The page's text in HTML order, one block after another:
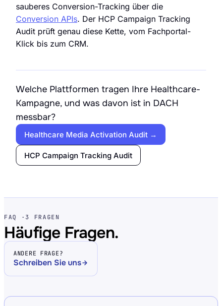
sauberes Conversion-Tracking über die
Conversion APIs. Der HCP Campaign Tracking
Audit prüft genau diese Kette, vom Fachportal-
Klick bis zum CRM.
Welche Plattformen tragen Ihre Healthcare-
Kampagne, und was davon ist in DACH
messbar?
Healthcare Media Activation Audit →
HCP Campaign Tracking Audit
FAQ · 3 FRAGEN
Häufige Fragen.
ANDERE FRAGE?
Schreiben Sie uns